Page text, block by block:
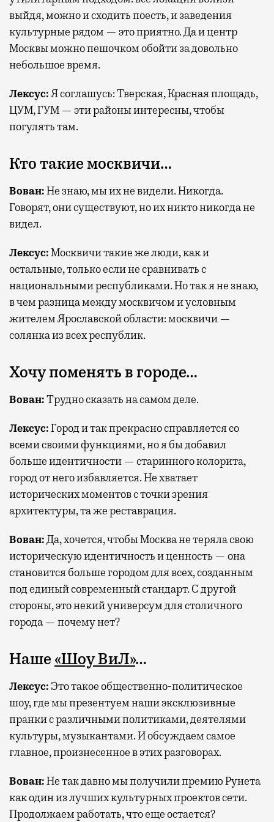
выйдя, можно и сходить поесть, и заведения
культурные рядом — это приятно. Да и центр
Москвы можно пешочком обойти за довольно
небольшое время.
Лексус:Я соглашусь: Тверская, Красная площадь,
ЦУМ, ГУМ — эти районы интересны, чтобы
погулять там.
Кто такие москвичи…
Вован:Не знаю, мы их не видели. Никогда.
Говорят, они существуют, но их никто никогда не
видел.
Лексус:Москвичи такие же люди, как и
остальные, только если не сравнивать с
национальными республиками. Но так я не знаю,
в чем разница между москвичом и условным
жителем Ярославской области: москвичи —
солянка из всех республик.
Хочу поменять в городе…
Вован:Трудно сказать на самом деле.
Лексус:Город и так прекрасно справляется со
всеми своими функциями, но я бы добавил
больше идентичности — старинного колорита,
город от него избавляется. Не хватает
исторических моментов с точки зрения
архитектуры, та же реставрация.
Вован:Да, хочется, чтобы Москва не теряла свою
историческую идентичность и ценность — она
становится больше городом для всех, созданным
под единый современный стандарт. С другой
стороны, это некий универсум для столичного
города — почему нет?
Наше «Шоу ВиЛ»…
Лексус: Это такое общественно-политическое
шоу, где мы презентуем наши эксклюзивные
пранки с различными политиками, деятелями
культуры, музыкантами. И обсуждаем самое
главное, произнесенное в этих разговорах.
Вован:Не так давно мы получили премию Рунета
как один из лучших культурных проектов сети.
Продолжаем работать, что еще остается?